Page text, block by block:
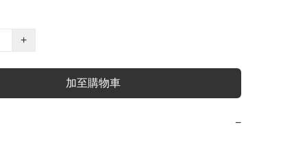
+
加至購物車
−